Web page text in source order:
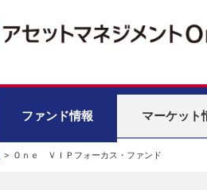
ファンド情報 マーケット
> Ｏｎｅ ＶＩＰフォーカス・ファンド